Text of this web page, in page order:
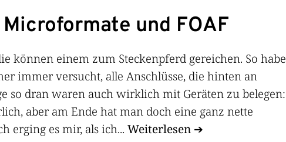
und FOAF
können einem zum Steckenpferd gereichen. So habe
immer versucht, alle Anschlüsse, die hinten an
so dran waren auch wirklich mit Geräten zu belegen:
aber am Ende hat man doch eine ganz nette
erging es mir, als ich... Weiterlesen